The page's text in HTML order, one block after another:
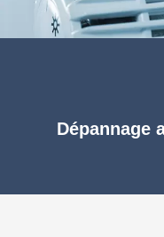
Dépannage